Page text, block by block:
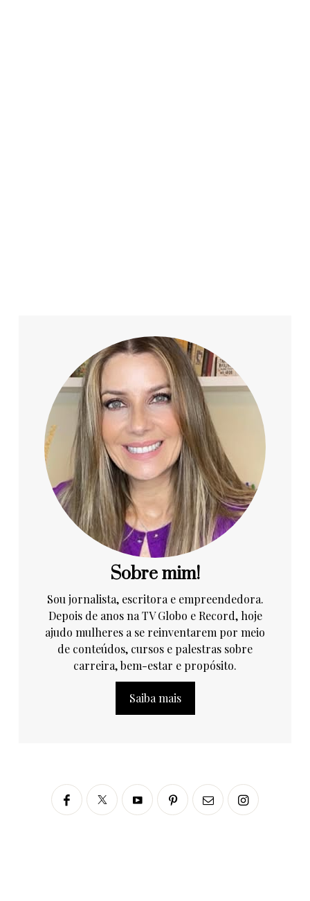
Sobre mim!
Sou jornalista, escritora e empreendedora.
Depois de anos na TV Globo e Record, hoje
ajudo mulheres a se reinventarem por meio
de conteúdos, cursos e palestras sobre
carreira, bem-estar e propósito.
Saiba mais